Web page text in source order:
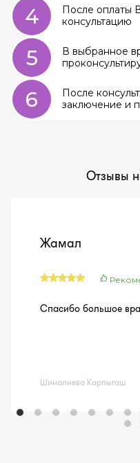
4
После оплаты
консультацию
5
В выбранное
6
После
заключение и
Отзывы
Жамал
Спасибо большое
Шиналиева Карлыгаш